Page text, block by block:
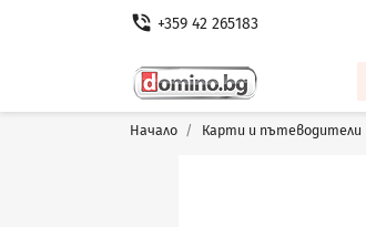
phone_in_talk +359 42 265183
Начало Карти и пътеводители